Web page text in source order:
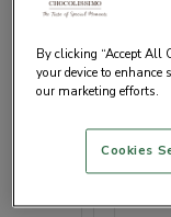
Confirma
By clicking “Accept All
your device to
our marketing efforts.
Cookies